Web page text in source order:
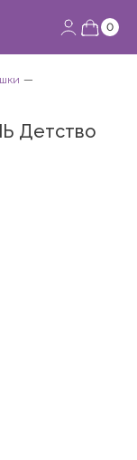
0
Детство